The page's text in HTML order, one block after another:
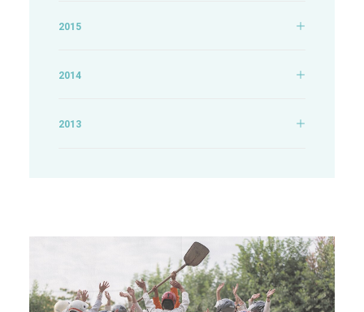
2015
2014
2013